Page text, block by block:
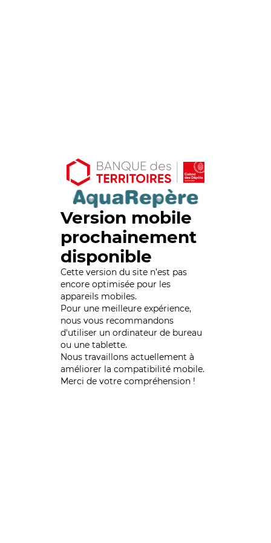
Version mobile
prochainement
disponible
Cette version du site n’est pas
encore optimisée pour les
appareils mobiles.
Pour une meilleure expérience,
nous vous recommandons
d'utiliser un ordinateur de bureau
ou une tablette.
Nous travaillons actuellement à
améliorer la compatibilité mobile.
Merci de votre compréhension !